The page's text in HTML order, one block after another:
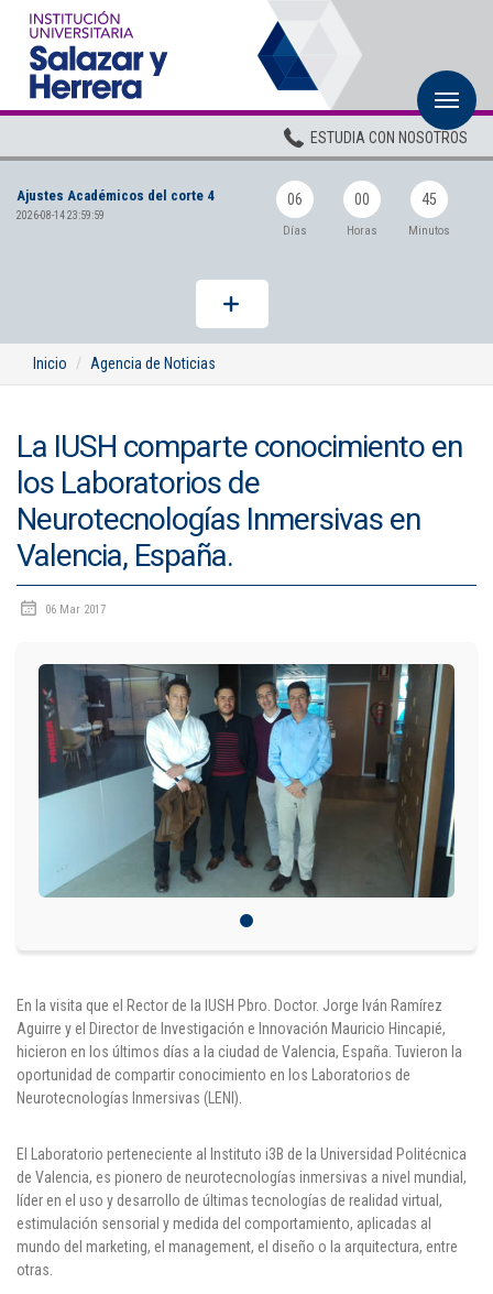
ESTUDIA CON NOSOTROS
Ajustes Académicos del corte 4
2026-08-14 23:59:59
06
Días
00
Horas
45
Minutos
Inicio Agencia de Noticias
La IUSH comparte conocimiento en
los Laboratorios de
Neurotecnologías Inmersivas en
Valencia, España.
06 Mar 2017
En la visita que el Rector de la IUSH Pbro. Doctor. Jorge Iván Ramírez
Aguirre y el Director de Investigación e Innovación Mauricio Hincapié,
hicieron en los últimos días a la ciudad de Valencia, España. Tuvieron la
oportunidad de compartir conocimiento en los Laboratorios de
Neurotecnologías Inmersivas (LENI).
El Laboratorio perteneciente al Instituto i3B de la Universidad Politécnica
de Valencia, es pionero de neurotecnologías inmersivas a nivel mundial,
líder en el uso y desarrollo de últimas tecnologías de realidad virtual,
estimulación sensorial y medida del comportamiento, aplicadas al
mundo del marketing, el management, el diseño o la arquitectura, entre
otras.
Pregrados
Planta Docente
ADMISIONES
BIENESTAR
Centros
BIBLIOTECA
IDIOMAS
Consultorio Juridico
CARTERA
Inscripciones
Estudiantes
Egresados
Docentes
Campus virtual
Puntos de pago
Empleo
Comunícate con nosotros
Línea de Atención al Cliente